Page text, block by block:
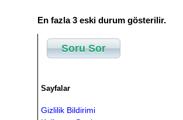
En fazla 3 eski durum gösterilir.
Soru Sor
Sayfalar
Gizlilik Bildirimi